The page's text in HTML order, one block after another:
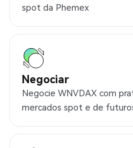
spot da Phemex
Negociar
Negocie WNVDAX com
mercados spot e de